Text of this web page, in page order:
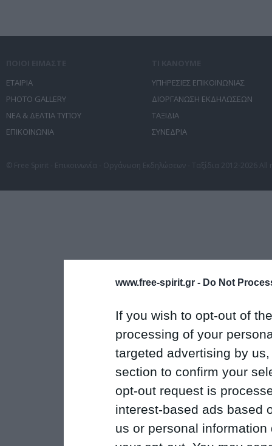
www.free-spirit.gr - Do Not
If you wish to opt-out of
processing of your
targeted advertising by
section to confirm your
opt-out request is
interest-based ads based
us or personal
ΕΤΑΙΡΙΑ
PHOTO GALLERY
ΝΕΑ & ΔΕΛΤΙΑ ΤΥΠΟΥ
ΕΠΙΚΟΙΝΩΝΙΑ
ΥΠΗΡΕΣΙΕΣ ΕΠΙΚΟΙΝΩΝΙΑΣ
ΔΙΟΡΓΑΝΩΣΗ ΕΚΔΗΛΩΣΕΩΝ
ΤΑΞΙΔΙΑ
ΣΥΝΕΔΡΙΑ
© Free Spirit - Επικοινωνία - Οργάνωση Εκδηλώσεων - Ταξίδια 2012-2026